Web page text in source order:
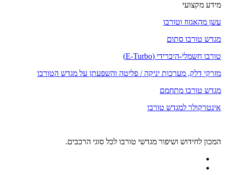
מידע מקצועי
עשן מהאגזוז וטורבו
מגדש טורבו סתום
טורבו חשמלי-היברידי (E-Turbo)
מזרקי דלק, מערכות יניקה / פליטה והשפעתן על מגדש הטורבו
מגדש טורבו מתחמם
אינטרקולר למגדש טורבו
המכון לחידוש ושיפור מגדשי טורבו לכל סוגי הרכבים.